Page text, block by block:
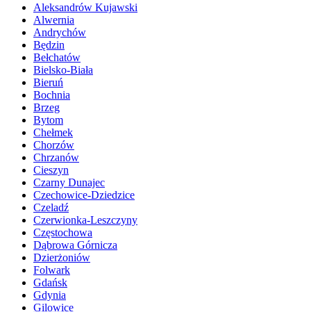
Aleksandrów Kujawski
Alwernia
Andrychów
Będzin
Bełchatów
Bielsko-Biała
Bieruń
Bochnia
Brzeg
Bytom
Chełmek
Chorzów
Chrzanów
Cieszyn
Czarny Dunajec
Czechowice-Dziedzice
Czeladź
Czerwionka-Leszczyny
Częstochowa
Dąbrowa Górnicza
Dzierżoniów
Folwark
Gdańsk
Gdynia
Gilowice